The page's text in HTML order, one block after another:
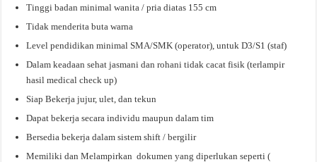
Tinggi badan minimal wanita / pria diatas 155 cm
Tidak menderita buta warna
Level pendidikan minimal SMA/SMK (operator), untuk D3/S1 (staf)
Dalam keadaan sehat jasmani dan rohani tidak cacat fisik (terlampir
hasil medical check up)
Siap Bekerja jujur, ulet, dan tekun
Dapat bekerja secara individu maupun dalam tim
Bersedia bekerja dalam sistem shift / bergilir
Memiliki dan Melampirkan dokumen yang diperlukan seperti (